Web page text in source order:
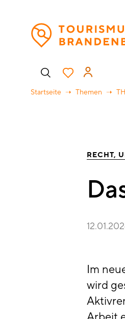
Startseite Themen
RECHT
Im
wird